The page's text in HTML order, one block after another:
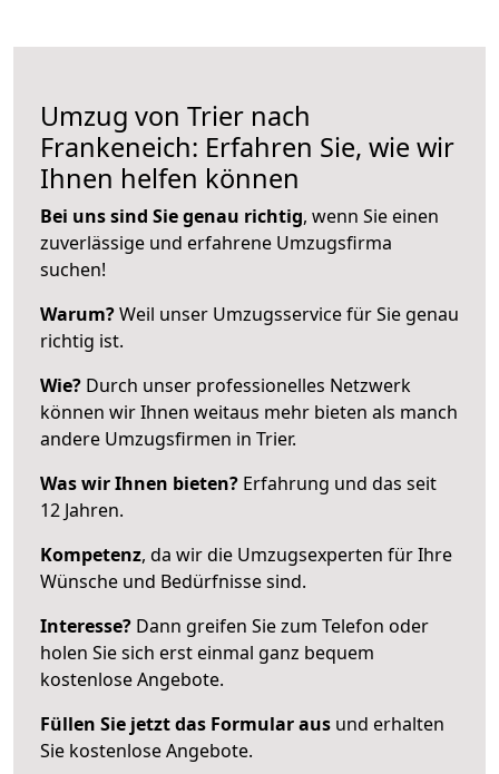
Umzug von Trier nach
Frankeneich: Erfahren Sie, wie wir
Ihnen helfen können
Bei uns sind Sie genau richtig, wenn Sie einen
zuverlässige und erfahrene Umzugsfirma
suchen!
Warum?Weil unser Umzugsservice für Sie genau
richtig ist.
Wie? Durch unser professionelles Netzwerk
können wir Ihnen weitaus mehr bieten als manch
andere Umzugsfirmen in Trier.
Was wir Ihnen bieten? Erfahrung und das seit
12 Jahren.
Kompetenz, da wir die Umzugsexperten für Ihre
Wünsche und Bedürfnisse sind.
Interesse? Dann greifen Sie zum Telefon oder
holen Sie sich erst einmal ganz bequem
kostenlose Angebote.
Füllen Sie jetzt das Formular aus und erhalten
Sie kostenlose Angebote.